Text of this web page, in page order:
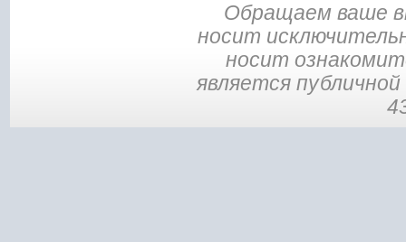
Обращаем ваше
носит
носит
является